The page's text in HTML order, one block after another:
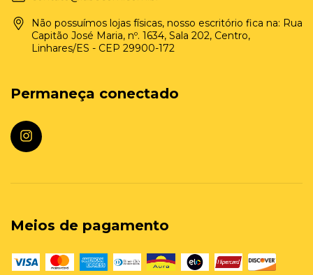
Não possuímos lojas físicas, nosso escritório fica na: Rua
Capitão José Maria, nº. 1634, Sala 202, Centro,
Linhares/ES - CEP 29900-172
Permaneça conectado
Meios de pagamento